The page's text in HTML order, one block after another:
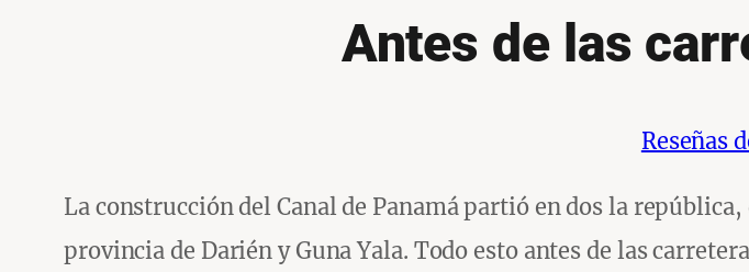
Antes de las
Reseñas
La construcción del Canal de Panamá partió en dos la
provincia de Darién y Guna Yala. Todo esto antes de las